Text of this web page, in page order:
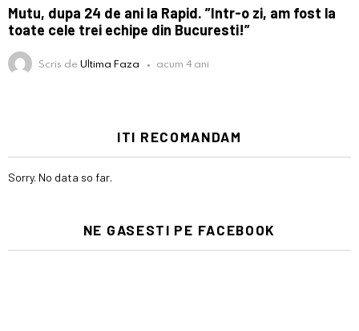
Mutu, dupa 24 de ani la Rapid. ”Intr-o zi, am fost la
toate cele trei echipe din Bucuresti!”
Scris deUltima Faza acum 4 ani
ITI RECOMANDAM
Sorry. No data so far.
NE GASESTI PE FACEBOOK